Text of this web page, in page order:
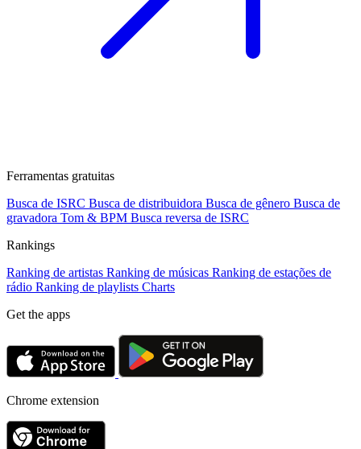
Ferramentas gratuitas
Busca de ISRC Busca de distribuidora Busca de gênero Busca de
gravadora Tom & BPM Busca reversa de ISRC
Rankings
Ranking de artistas Ranking de músicas Ranking de estações de
rádio Ranking de playlists Charts
Get the apps
Chrome extension